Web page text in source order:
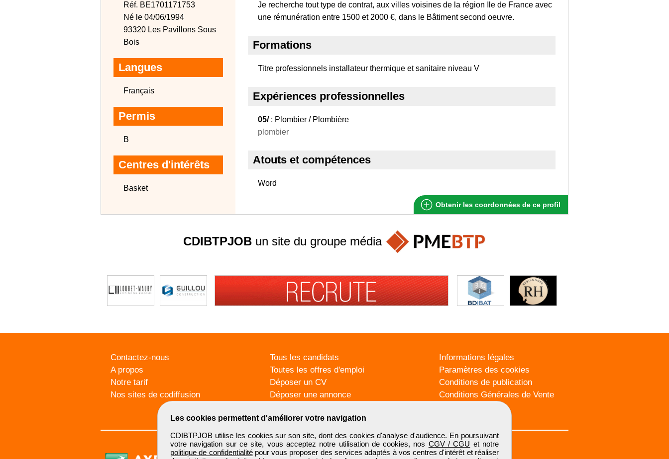
Réf. BE1701171753
Né le 04/06/1994
93320 Les Pavillons Sous
Bois
Langues
Français
Permis
B
Centres d'intérêts
Basket
Je recherche tout type de contrat, aux villes voisines de la région Ile de France avec
une rémunération entre 1500 et 2000 €, dans le Bâtiment second oeuvre.
Formations
Titre professionnels installateur thermique et sanitaire niveau V
Expériences professionnelles
05/: Plombier / Plombière
plombier
Atouts et compétences
Word
Obtenir les coordonnées de ce profil
Les cookies permettent d'améliorer votre navigation
CDIBTPJOB utilise les cookies sur son site, dont des cookies d'analyse d'audience. En poursuivant
votre navigation sur ce site, vous acceptez notre utilisation de cookies, nos CGV / CGU et notre
politique de confidentialitépour vous proposer des services adaptés à vos centres d'intérêt et réaliser
CDIBTPJOBun site du groupe média
Contactez-nous
A propos
Notre tarif
Nos sites de codiffusion
Tous les candidats
Toutes les offres d'emploi
Déposer un CV
Déposer une annonce
Informations légales
Paramètres des cookies
Conditions de publication
Conditions Générales de Vente